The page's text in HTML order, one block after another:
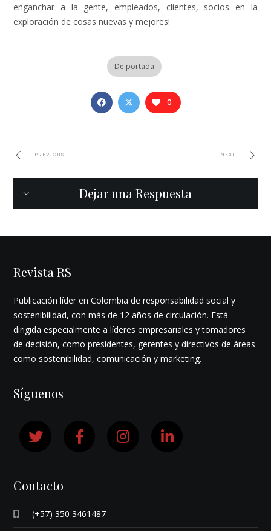
enganchar a la gente, empleados, clientes, socios en la
exploración de cosas nuevas y mejores!
De portada
0
PREVIOUS NEXT
Dejar una Respuesta
Revista RS
Publicación líder en Colombia de responsabilidad social y
sostenibilidad, con más de 12 años de circulación. Está
dirigida especialmente a líderes empresariales y tomadores
de decisión, como presidentes, gerentes y directivos de áreas
como sostenibilidad, comunicación y marketing.
Síguenos
Contacto
(+57) 350 3461487